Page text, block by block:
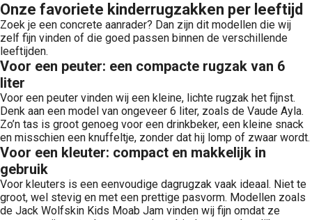
Onze favoriete kinderrugzakken per leeftijd
Zoek je een concrete aanrader? Dan zijn dit modellen die wij
zelf fijn vinden of die goed passen binnen de verschillende
leeftijden.
Voor een peuter: een compacte rugzak van 6
liter
Voor een peuter vinden wij een kleine, lichte rugzak het fijnst.
Denk aan een model van ongeveer 6 liter, zoals de Vaude Ayla.
Zo’n tas is groot genoeg voor een drinkbeker, een kleine snack
en misschien een knuffeltje, zonder dat hij lomp of zwaar wordt.
Voor een kleuter: compact en makkelijk in
gebruik
Voor kleuters is een eenvoudige dagrugzak vaak ideaal. Niet te
groot, wel stevig en met een prettige pasvorm. Modellen zoals
de Jack Wolfskin Kids Moab Jam vinden wij fijn omdat ze